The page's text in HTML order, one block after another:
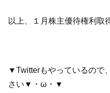
以上、１月株主優待権利取
▼Twitterもやっているので
さい▼・ω・▼